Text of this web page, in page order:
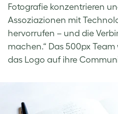
Fotografie konzentrieren
Assoziazionen mit
hervorrufen – und die
machen.“ Das 500px
das Logo auf ihre